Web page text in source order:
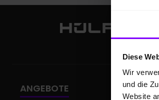
Diese
Wir
und die
Website
ANGEBOTE